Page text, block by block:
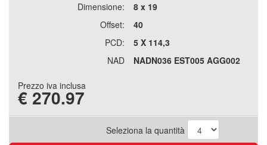
Dimensione:
8 x 19
Offset:
40
PCD:
5 X 114,3
NAD
NADN036 EST005 AGG002
Prezzo iva inclusa
€ 270.97
Seleziona la quantità